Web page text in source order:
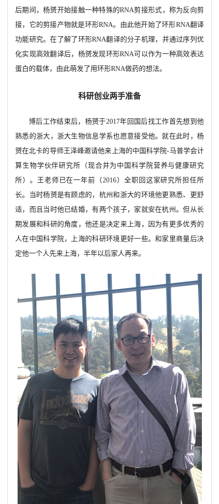
后期间，杨赟开始接触一种特殊的RNA剪接形式，称为反向剪
接，它的剪接产物就是环形RNA。由此他开始了环形RNA翻译
功能研究。在了解了环形RNA翻译的分子机理，并通过序列优
化实现高效翻译后，杨赟发现环形RNA可以作为一种高效表达
蛋白的载体，由此萌发了用环形RNA做药的想法。
科研创业两手准备
博后工作结束后，杨赟于2017年回国后找工作首先想到他
熟悉的浙大，浙大生物信息学系也愿意接受他。就在此时，杨
赟在北卡的导师王泽峰邀请他来上海的中国科学院-马普学会计
算生物学伙伴研究所（现合并为中国科学院营养与健康研究
所）。王老师已在一年前（2016）全职回这家研究所担任所
长。当时杨赟是有顾虑的，杭州和浙大的环境他更熟悉、更舒
适，而且当时他已结婚，有两个孩子，家就安在杭州。但从长
期发展和科研的角度，他还是决定来上海，因为有更多优秀的
人在中国科学院，上海的科研环境更好一些。和家里商量后决
定他一个人先来上海，半年以后家人再来。